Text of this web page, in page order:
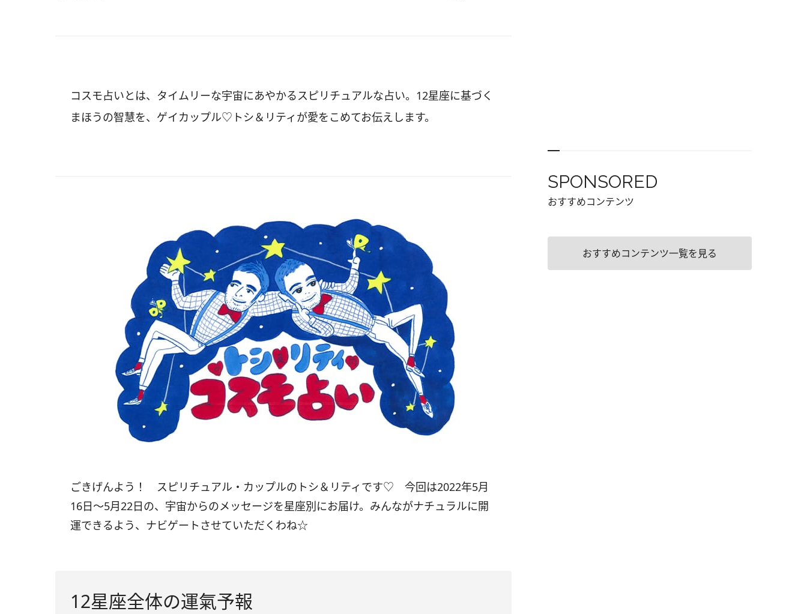
コスモ占いとは、タイムリーな宇宙にあやかるスピリチュアルな占い。12星座に基づく
まほうの智慧を、ゲイカップル♡トシ＆リティが愛をこめてお伝えします。
ごきげんよう！ スピリチュアル・カップルのトシ＆リティです♡ 今回は2022年5月
16日〜5月22日の、宇宙からのメッセージを星座別にお届け。みんながナチュラルに開
運できるよう、ナビゲートさせていただくわね☆
12星座全体の運氣予報
SPONSORED
おすすめコンテンツ
おすすめコンテンツ一覧を見る